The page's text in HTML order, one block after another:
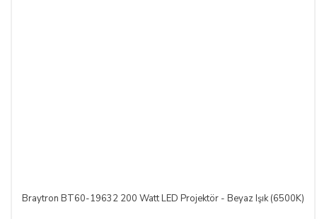
Braytron BT60-19632 200 Watt LED Projektör - Beyaz Işık (6500K)